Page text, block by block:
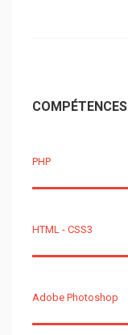
COMPÉTENCES
PHP
HTML - CSS3
Adobe Photoshop